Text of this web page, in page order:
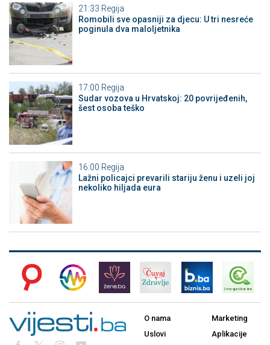
21:33 Regija
Romobili sve opasniji za djecu: U tri nesreće
poginula dva maloljetnika
17:00 Regija
Sudar vozova u Hrvatskoj: 20 povrijeđenih,
šest osoba teško
16:00 Regija
Lažni policajci prevarili stariju ženu i uzeli joj
nekoliko hiljada eura
O nama
Uslovi
Marketing
Aplikacije